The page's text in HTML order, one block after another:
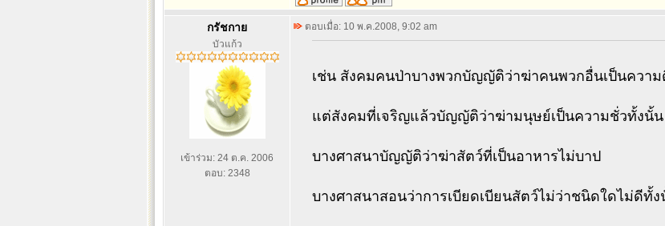
กรัชกาย
บัวแก้ว
เข้าร่วม: 24 ต.ค. 2006
ตอบ: 2348
ตอบเมื่อ: 10 พ.ค.2008, 9:02 am
เช่น สังคมคนป่าบางพวกบัญญัติว่าฆ่าคนพวกอื่นเป็นความ
แต่สังคมที่เจริญแล้วบัญญัติว่าฆ่ามนุษย์เป็นความชั่วทั้งนั้น
บางศาสนาบัญญัติว่าฆ่าสัตว์ที่เป็นอาหารไม่บาป
บางศาสนาสอนว่าการเบียดเบียนสัตว์ไม่ว่าชนิดใดไม่ดีทั้ง